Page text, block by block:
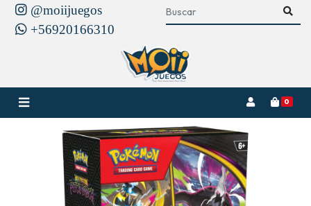
@moiijuegos
+56920166310
0